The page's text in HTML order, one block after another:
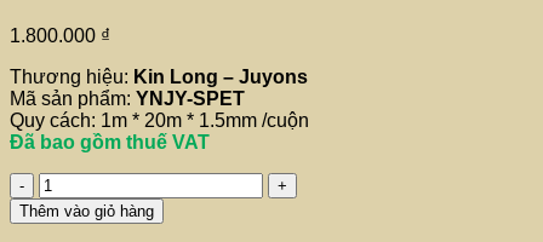
1.800.000 ₫
Thương hiệu: Kin Long – Juyons
Mã sản phẩm: YNJY-SPET
Quy cách: 1m * 20m * 1.5mm /cuộn
Đã bao gồm thuế VAT
YNJY-
SPET(-20)1.5mm
-
Thêm vào giỏ hàng